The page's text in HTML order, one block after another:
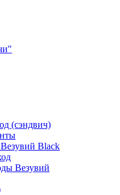
(сэндвич)
Black
Везувий